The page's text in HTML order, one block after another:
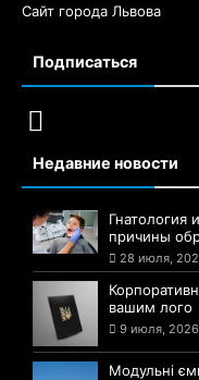
Сайт города Львова
Подписаться
Недавние новости
Гнатология
причины
28 июля,
вашим лого
9 июля, 2026
Модульні